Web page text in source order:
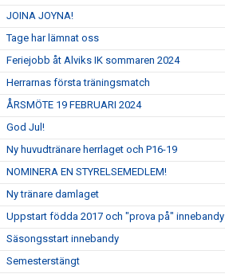
JOINA JOYNA!
Tage har lämnat oss
Feriejobb åt Alviks IK sommaren 2024
Herrarnas första träningsmatch
ÅRSMÖTE 19 FEBRUARI 2024
God Jul!
Ny huvudtränare herrlaget och P16-19
NOMINERA EN STYRELSEMEDLEM!
Ny tränare damlaget
Uppstart födda 2017 och "prova på" innebandy
Säsongsstart innebandy
Semesterstängt